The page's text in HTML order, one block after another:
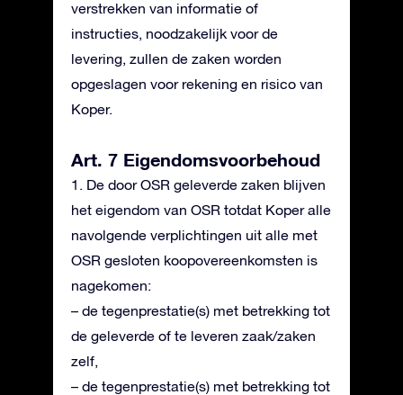
verstrekken van informatie of
instructies, noodzakelijk voor de
levering, zullen de zaken worden
opgeslagen voor rekening en risico van
Koper.
Art. 7 Eigendomsvoorbehoud
1. De door OSR geleverde zaken blijven
het eigendom van OSR totdat Koper alle
navolgende verplichtingen uit alle met
OSR gesloten koopovereenkomsten is
nagekomen:
– de tegenprestatie(s) met betrekking tot
de geleverde of te leveren zaak/zaken
zelf,
– de tegenprestatie(s) met betrekking tot